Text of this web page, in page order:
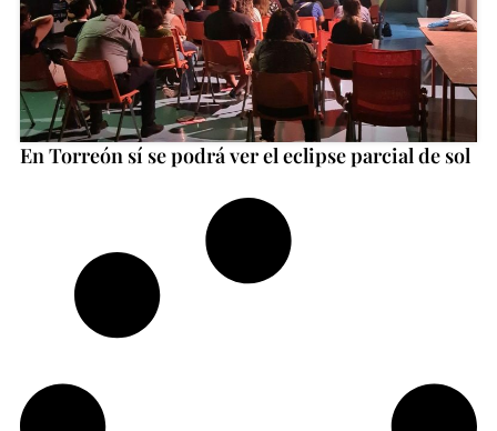
En Torreón sí se podrá ver el eclipse parcial de sol